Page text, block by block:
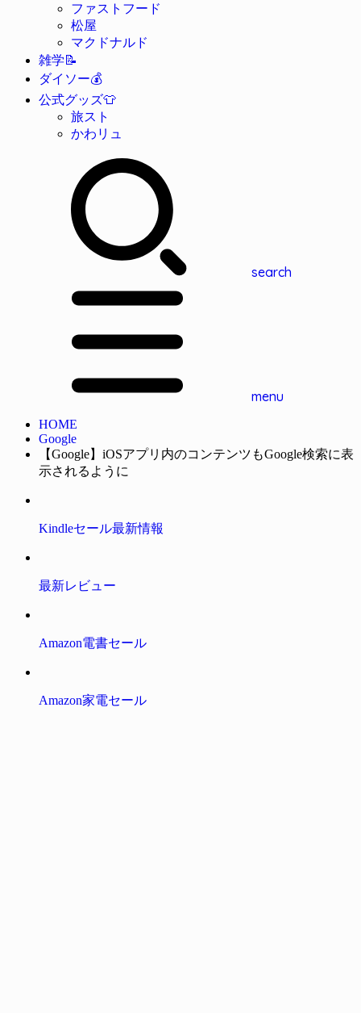
ファストフード
松屋
マクドナルド
雑学📝
ダイソー💰
公式グッズ👕
旅スト
かわリュ
search
menu
HOME
Google
【Google】iOSアプリ内のコンテンツもGoogle検索に表
示されるように
Kindleセール最新情報
最新レビュー
Amazon電書セール
Amazon家電セール